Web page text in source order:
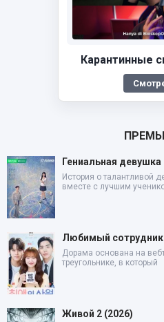
Карантинные
Гениальная девушка
История о талантливой
вместе с лучшим
Любимый сотрудник
Дорама основана на
треугольнике, в который
Живой 2 (2026)